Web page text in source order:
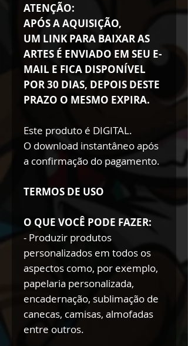
ATENÇÃO:
APÓS A AQUISIÇÃO,
UM LINK PARA BAIXAR AS
ARTES É ENVIADO EM SEU E-
MAIL E FICA DISPONÍVEL
POR 30 DIAS, DEPOIS DESTE
PRAZO O MESMO EXPIRA.
Este produto é DIGITAL.
O download instantâneo após
a confirmação do pagamento.
TERMOS DE USO
O QUE VOCÊ PODE FAZER:
- Produzir produtos
personalizados em todos os
aspectos como, por exemplo,
papelaria personalizada,
encadernação, sublimação de
canecas, camisas, almofadas
entre outros.